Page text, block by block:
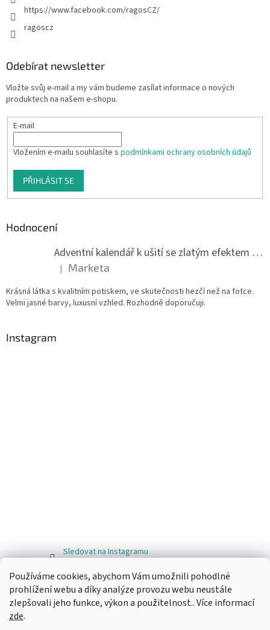
Používáme cookies, abychom Vám umožnili pohodlné
prohlížení webu a díky analýze provozu webu neustále
zlepšovali jeho funkce, výkon a použitelnost.. Více informací
zde.
https://www.facebook.com/ragosCZ/
ragoscz
Odebírat newsletter
Vložte svůj e-mail a my vám budeme zasílat informace o nových
produktech na našem e-shopu.
E-mail
Vložením e-mailu souhlasíte s podmínkami ochrany osobních údajů
PŘIHLÁSIT SE
Hodnocení
Adventní kalendář k ušití se zlatým efektem 042Q
Hodnocení produktu je 5 z 5 hvězdiček.
| Marketa
Krásná látka s kvalitním potiskem, ve skutečnosti hezčí než na fotce.
Velmi jasné barvy, luxusní vzhled. Rozhodně doporučuji.
Instagram
Sledovat na Instagramu
Facebook